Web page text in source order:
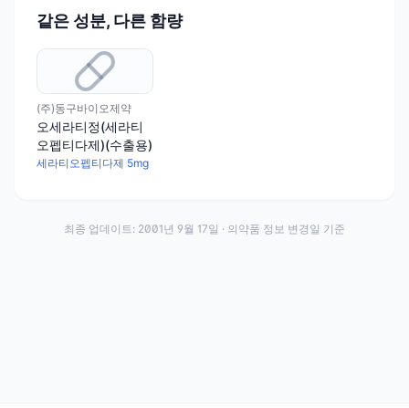
같은 성분, 다른 함량
(주)동구바이오제약
오세라티정(세라티
오펩티다제)(수출용)
세라티오펩티다제 5mg
최종 업데이트: 2001년 9월 17일 · 의약품 정보 변경일 기준